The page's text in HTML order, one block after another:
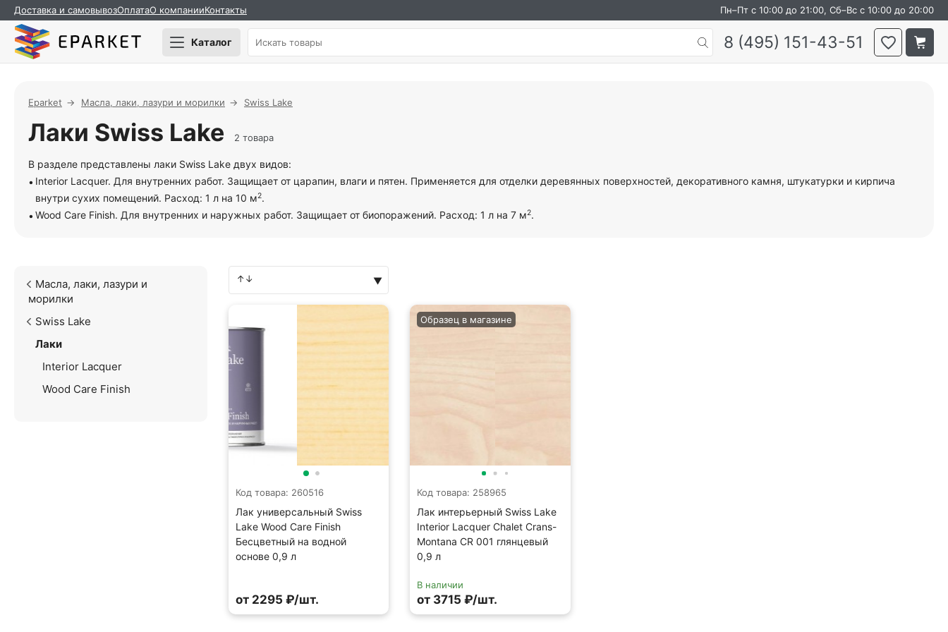
Доставка и самовывозОплатаО компанииКонтакты Пн–Пт с 10:00 до 21:00, Сб–Вс с 10:00 до 20:00
Каталог 8 (495) 151-43-51
Eparket Масла, лаки, лазури и морилки Swiss Lake
Лаки Swiss Lake 2 товара
В разделе представлены лаки Swiss Lake двух видов:
Interior Lacquer. Для внутренних работ. Защищает от царапин, влаги и пятен. Применяется для отделки деревянных поверхностей, декоративного камня, штукатурки и кирпича
внутри сухих помещений. Расход: 1 л на 10 м2.
Wood Care Finish. Для внутренних и наружных работ. Защищает от биопоражений. Расход: 1 л на 7 м2.
Масла, лаки, лазури и
морилки
Swiss Lake
Лаки
Interior Lacquer
Wood Care Finish
Код товара: 260516
Лак универсальный Swiss
Lake Wood Care Finish
Бесцветный на водной
основе 0,9 л
от 2295 ₽/шт.
Код товара: 258965
Лак интерьерный Swiss Lake
Interior Lacquer Chalet Crans-
Montana CR 001 глянцевый
0,9 л
Образец в магазине
В наличии
от 3715 ₽/шт.